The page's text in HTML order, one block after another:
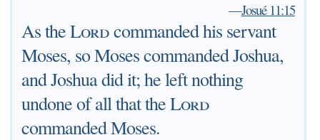
—Josué 11:15
As theLordcommanded his servant
Moses, so Moses commanded Joshua,
and Joshua did it; he left nothing
undone of all that theLord
commanded Moses.